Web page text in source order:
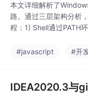
本文详细解析了
路。通过三层架构分析
程：1) Shell通过PATH
析了npm全局安装机制
#javascript #开
IDEA2020.3与